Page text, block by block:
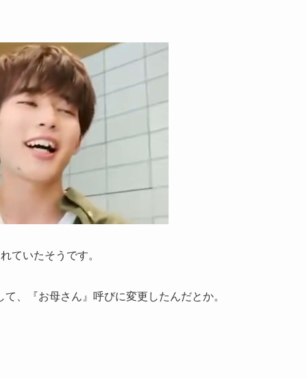
ていたそうです。
、『お母さん』呼びに変更したんだとか。